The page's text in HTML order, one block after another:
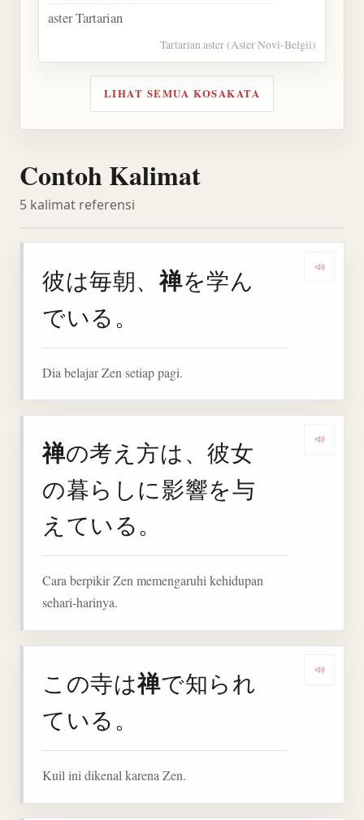
aster Tartarian
Tartarian aster (Aster Novi-Belgii)
LIHAT SEMUA KOSAKATA
Contoh Kalimat
5 kalimat referensi
彼は毎朝、禅を学ん
でいる。
Dia belajar Zen setiap pagi.
禅の考え方は、彼女
の暮らしに影響を与
えている。
Cara berpikir Zen memengaruhi kehidupan
sehari-harinya.
この寺は禅で知られ
ている。
Kuil ini dikenal karena Zen.